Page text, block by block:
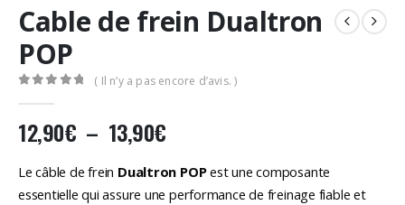
Cable de frein Dualtron
POP
( Il n’y a pas encore d’avis. )
12,90€ – 13,90€Plage
prix :
12,90€
Le câble de frein Dualtron POPest une composante
essentielle qui assure une performance de freinage fiable et